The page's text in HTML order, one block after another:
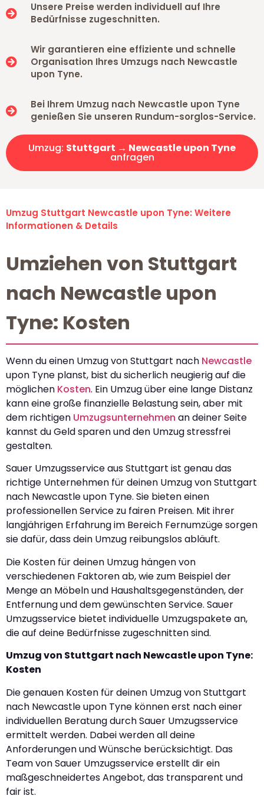
Unsere Preise werden individuell auf Ihre
Bedürfnisse zugeschnitten.
Wir garantieren eine effiziente und schnelle
Organisation Ihres Umzugs nach Newcastle
upon Tyne.
Bei Ihrem Umzug nach Newcastle upon Tyne
genießen Sie unseren Rundum-sorglos-Service.
Umzug: Stuttgart → Newcastle upon Tyne
anfragen
Umzug Stuttgart Newcastle upon Tyne: Weitere
Informationen & Details
Umziehen von Stuttgart
nach Newcastle upon
Tyne: Kosten
Wenn du einen Umzug von Stuttgart nach Newcastle
upon Tyne planst, bist du sicherlich neugierig auf die
möglichen Kosten. Ein Umzug über eine lange Distanz
kann eine große finanzielle Belastung sein, aber mit
dem richtigen Umzugsunternehmen an deiner Seite
kannst du Geld sparen und den Umzug stressfrei
gestalten.
Sauer Umzugsservice aus Stuttgart ist genau das
richtige Unternehmen für deinen Umzug von Stuttgart
nach Newcastle upon Tyne. Sie bieten einen
professionellen Service zu fairen Preisen. Mit ihrer
langjährigen Erfahrung im Bereich Fernumzüge sorgen
sie dafür, dass dein Umzug reibungslos abläuft.
Die Kosten für deinen Umzug hängen von
verschiedenen Faktoren ab, wie zum Beispiel der
Menge an Möbeln und Haushaltsgegenständen, der
Entfernung und dem gewünschten Service. Sauer
Umzugsservice bietet individuelle Umzugspakete an,
die auf deine Bedürfnisse zugeschnitten sind.
Umzug von Stuttgart nach Newcastle upon Tyne:
Kosten
Die genauen Kosten für deinen Umzug von Stuttgart
nach Newcastle upon Tyne können erst nach einer
individuellen Beratung durch Sauer Umzugsservice
ermittelt werden. Dabei werden all deine
Anforderungen und Wünsche berücksichtigt. Das
Team von Sauer Umzugsservice erstellt dir ein
maßgeschneidertes Angebot, das transparent und
fair ist.